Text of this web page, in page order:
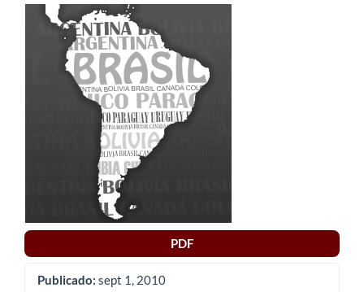
Barra
lateral
artículo
PDF
Publicado: sept 1, 2010